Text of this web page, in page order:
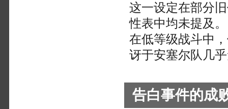
这一设定在部分
性表中均未提及。
在低等级战斗中
讶于安塞尔队几
告白事件的成